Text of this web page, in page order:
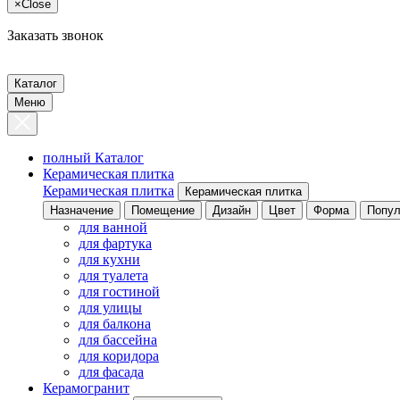
×Close
Заказать звонок
Каталог
Меню
полный Каталог
Керамическая плитка
Керамическая плитка
Керамическая плитка
Назначение
Помещение Дизайн Цвет Форма
для ванной
для фартука
для кухни
для туалета
для гостиной
для улицы
для балкона
для бассейна
для коридора
для фасада
Керамогранит